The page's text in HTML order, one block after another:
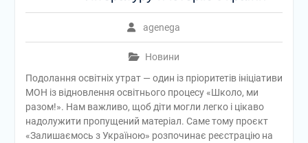
agenega
Новини
Подолання освітніх утрат — один із пріоритетів ініціативи
МОН із відновлення освітнього процесу «Школо, ми
разом!». Нам важливо, щоб діти могли легко і цікаво
надолужити пропущений матеріал. Саме тому проєкт
«Залишаємось з Україною» розпочинає реєстрацію на